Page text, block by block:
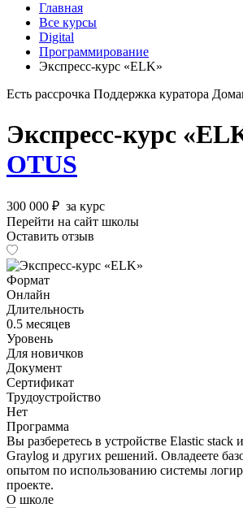
Главная
Все курсы
Digital
Программирование
Экcпресс-курс «ELK»
Есть рассрочка Поддержка куратора
Экcпресс-курс
OTUS
300 000 ₽ за курс
Перейти на сайт школы
Оставить отзыв
Формат
Онлайн
Длительность
0.5 месяцев
Уровень
Для новичков
Документ
Сертификат
Трудоустройство
Нет
Программа
Вы разберетесь в устройстве Elastic stack
Graylog и других решений. Овладеете
опытом по использованию системы
проекте.
О школе